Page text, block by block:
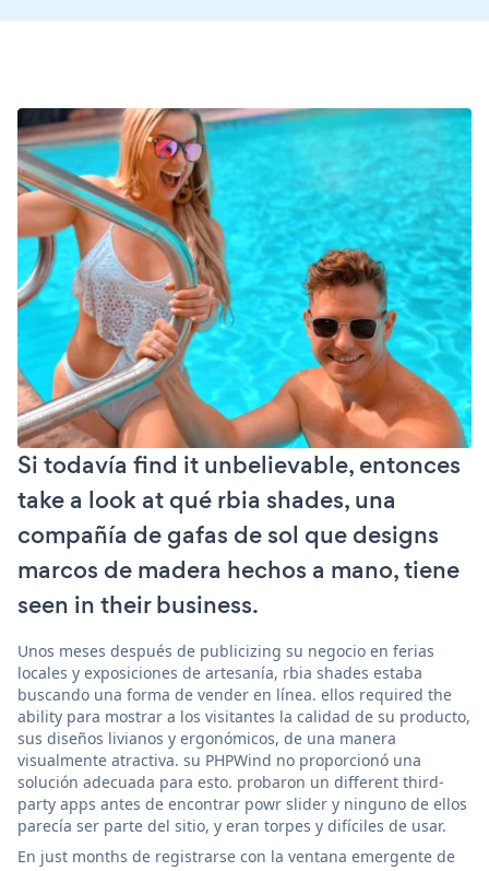
Si todavía find it unbelievable, entonces
take a look at qué rbia shades, una
compañía de gafas de sol que designs
marcos de madera hechos a mano, tiene
seen in their business.
Unos meses después de publicizing su negocio en ferias
locales y exposiciones de artesanía, rbia shades estaba
buscando una forma de vender en línea. ellos required the
ability para mostrar a los visitantes la calidad de su producto,
sus diseños livianos y ergonómicos, de una manera
visualmente atractiva. su PHPWind no proporcionó una
solución adecuada para esto. probaron un different third-
party apps antes de encontrar powr slider y ninguno de ellos
parecía ser parte del sitio, y eran torpes y difíciles de usar.
En just months de registrarse con la ventana emergente de